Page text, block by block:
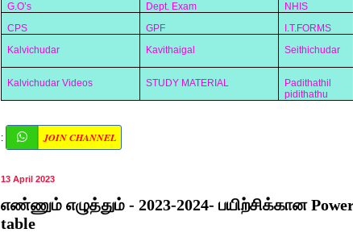
G.O’s
Dept. Exam NHIS
CPS
GPF I.T.FORMS
Kalvichudar
Kavithaigal Seithichudar
Kalvichudar Videos
STUDY MATERIAL
Padithathil
pidithathu
: JOIN CHANNEL
13 April 2023
எண்ணும் எழுத்தும் - 2023-2024- பயிற்சிக்கான
table